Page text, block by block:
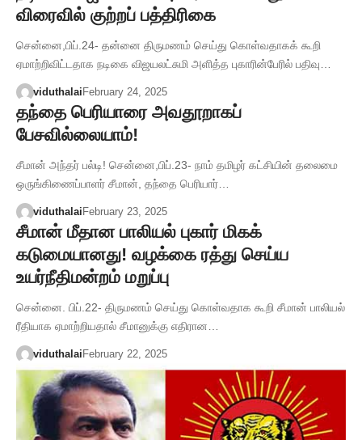
விரைவில் குற்றப் பத்திரிகை
சென்னை,பிப்.24- தன்னை திருமணம் செய்து கொள்வதாகக் கூறி
ஏமாற்றிவிட்டதாக நடிகை விஜயலட்சுமி அளித்த புகாரின்பேரில் பதிவு…
viduthalai February 24, 2025
தந்தை பெரியாரை அவதூறாகப்
பேசவில்லையாம்!
சீமான் அந்தர் பல்டி! சென்னை,பிப்.23- நாம் தமிழர் கட்சியின் தலைமை
ஒருங்கிணைப்பாளர் சீமான், தந்தை பெரியார்…
viduthalai February 23, 2025
சீமான் மீதான பாலியல் புகார் மிகக்
கடுமையானது! வழக்கை ரத்து செய்ய
உயர்நீதிமன்றம் மறுப்பு
சென்னை. பிப்.22- திருமணம் செய்து கொள்வதாக கூறி சீமான் பாலியல்
ரீதியாக ஏமாற்றியதால் சீமானுக்கு எதிரான…
viduthalai February 22, 2025